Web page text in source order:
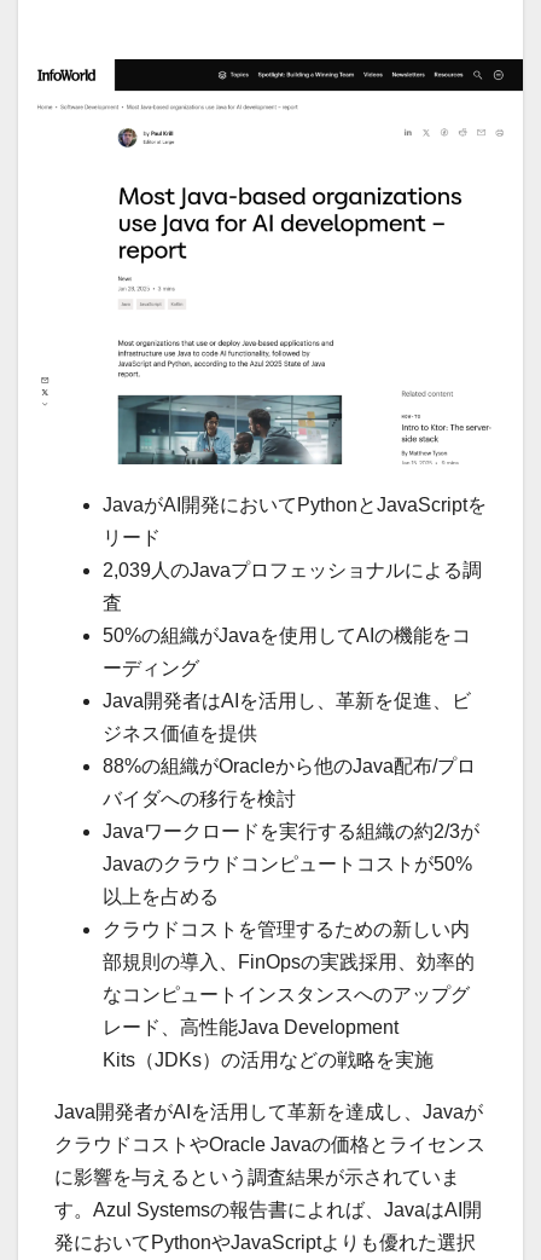
JavaがAI開発においてPythonとJavaScriptを
リード
2,039人のJavaプロフェッショナルによる調
査
50%の組織がJavaを使用してAIの機能をコ
ーディング
Java開発者はAIを活用し、革新を促進、ビ
ジネス価値を提供
88%の組織がOracleから他のJava配布/プロ
バイダへの移行を検討
Javaワークロードを実行する組織の約2/3が
Javaのクラウドコンピュートコストが50%
以上を占める
クラウドコストを管理するための新しい内
部規則の導入、FinOpsの実践採用、効率的
なコンピュートインスタンスへのアップグ
レード、高性能Java Development
Kits（JDKs）の活用などの戦略を実施
Java開発者がAIを活用して革新を達成し、Javaが
クラウドコストやOracle Javaの価格とライセンス
に影響を与えるという調査結果が示されていま
す。Azul Systemsの報告書によれば、JavaはAI開
発においてPythonやJavaScriptよりも優れた選択